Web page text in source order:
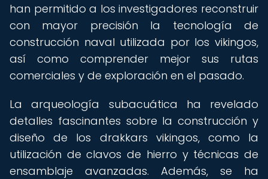
han permitido a los investigadores reconstruir
con mayor precisión la tecnología de
construcción naval utilizada por los vikingos,
así como comprender mejor sus rutas
comerciales y de exploración en el pasado.
La arqueología subacuática ha revelado
detalles fascinantes sobre la construcción y
diseño de los drakkars vikingos, como la
utilización de clavos de hierro y técnicas de
ensamblaje avanzadas. Además, se ha